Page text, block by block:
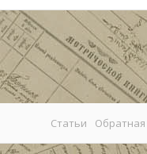
Статьи Обратная